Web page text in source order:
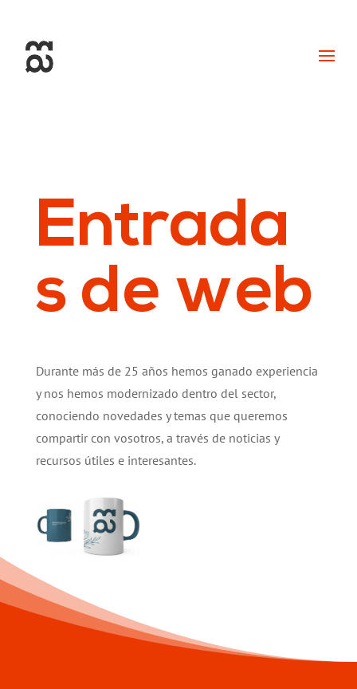
Entrada
s de web
Durante más de 25 años hemos ganado experiencia
y nos hemos modernizado dentro del sector,
conociendo novedades y temas que queremos
compartir con vosotros, a través de noticias y
recursos útiles e interesantes.